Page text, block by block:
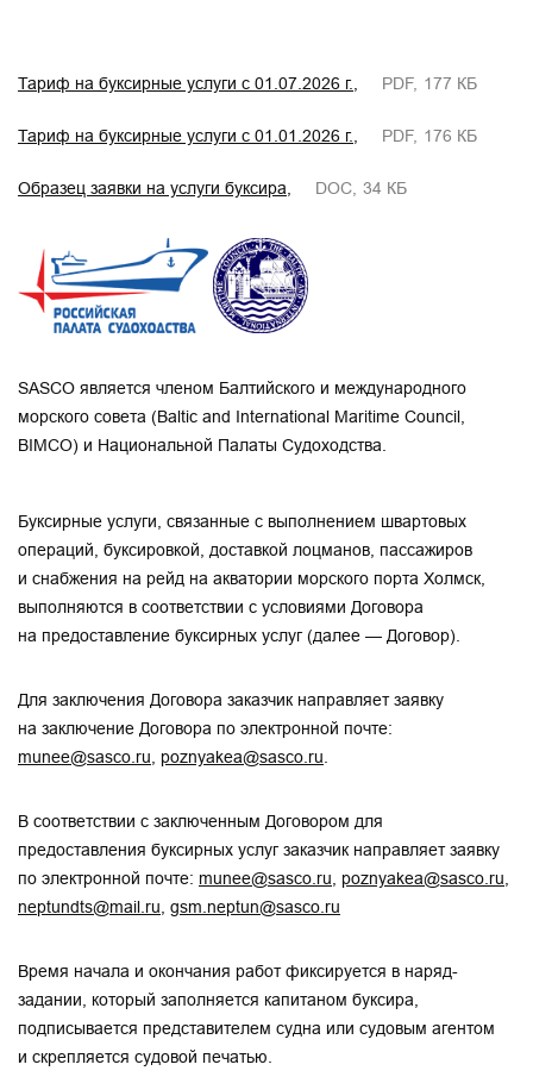
Тариф на буксирные услуги с 01.07.2026 г. PDF 177 КБ
Тариф на буксирные услуги с 01.01.2026 г. PDF 176 КБ
Образец заявки на услуги буксира DOC 34 КБ
SASCO является членом Балтийского и международного
морского совета (Baltic and International Maritime Council,
BIMCO) и Национальной Палаты Судоходства.
Буксирные услуги, связанные с выполнением швартовых
операций, буксировкой, доставкой лоцманов, пассажиров
и снабжения на рейд на акватории морского порта Холмск,
выполняются в соответствии с условиями Договора
на предоставление буксирных услуг (далее — Договор).
Для заключения Договора заказчик направляет заявку
на заключение Договора по электронной почте:
munee@sasco.ru
poznyakea@sasco.ru
В соответствии с заключенным Договором для
предоставления буксирных услуг заказчик направляет заявку
по электронной почте: munee@sasco.ru poznyakea@sasco.ru
neptundts@mail.ru gsm.neptun@sasco.ru
Время начала и окончания работ фиксируется в наряд-
задании, который заполняется капитаном буксира,
подписывается представителем судна или судовым агентом
и скрепляется судовой печатью.